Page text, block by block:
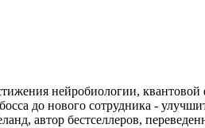
нейробиологии,
до нового сотрудника -
автор бестселлеров,